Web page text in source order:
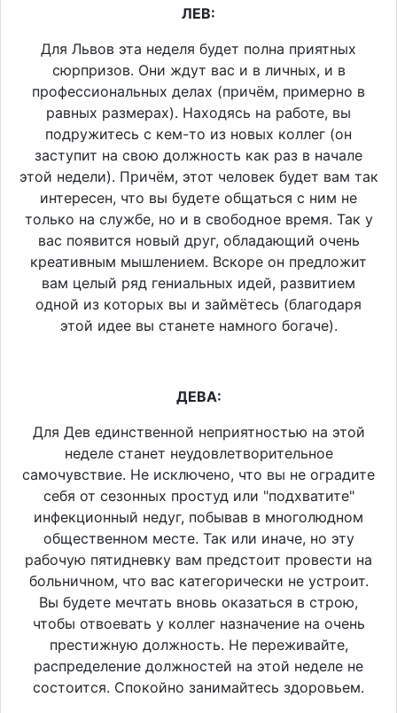
ЛЕВ:
Для Львов эта неделя будет полна приятных
сюрпризов. Они ждут вас и в личных, и в
профессиональных делах (причём, примерно в
равных размерах). Находясь на работе, вы
подружитесь с кем-то из новых коллег (он
заступит на свою должность как раз в начале
этой недели). Причём, этот человек будет вам так
интересен, что вы будете общаться с ним не
только на службе, но и в свободное время. Так у
вас появится новый друг, обладающий очень
креативным мышлением. Вскоре он предложит
вам целый ряд гениальных идей, развитием
одной из которых вы и займётесь (благодаря
этой идее вы станете намного богаче).
ДЕВА:
Для Дев единственной неприятностью на этой
неделе станет неудовлетворительное
самочувствие. Не исключено, что вы не оградите
себя от сезонных простуд или "подхватите"
инфекционный недуг, побывав в многолюдном
общественном месте. Так или иначе, но эту
рабочую пятидневку вам предстоит провести на
больничном, что вас категорически не устроит.
Вы будете мечтать вновь оказаться в строю,
чтобы отвоевать у коллег назначение на очень
престижную должность. Не переживайте,
распределение должностей на этой неделе не
состоится. Спокойно занимайтесь здоровьем.